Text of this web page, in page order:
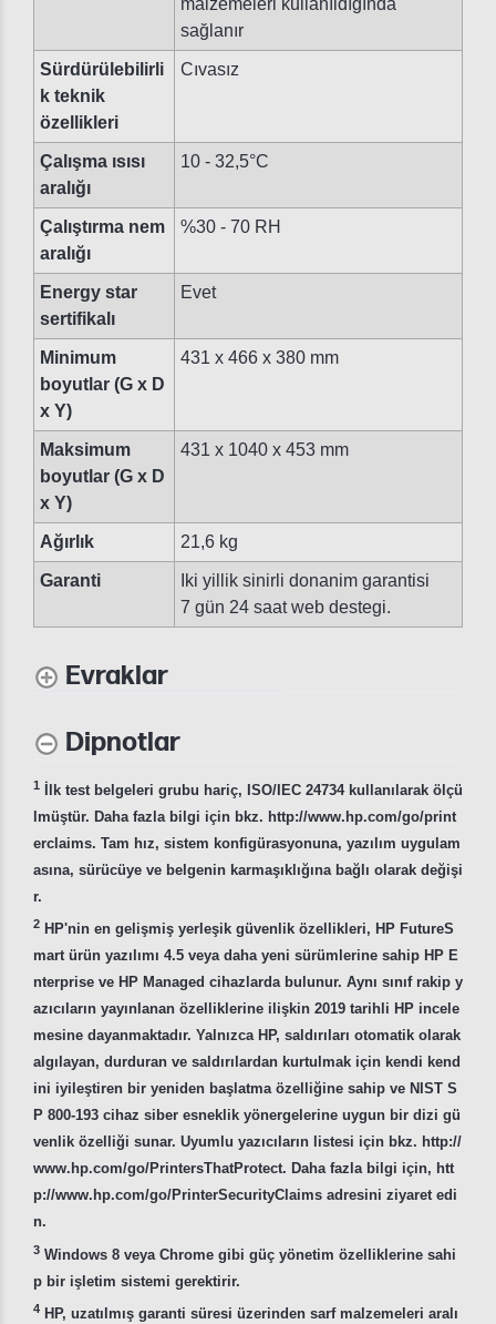
sağlanır
Sürdürülebilirli
k teknik
özellikleri
Cıvasız
Çalışma ısısı
aralığı
10 - 32,5°C
Çalıştırma nem
aralığı
%30 - 70 RH
Energy star
sertifikalı
Evet
Minimum
boyutlar (G x D
x Y)
431 x 466 x 380 mm
Maksimum
boyutlar (G x D
x Y)
431 x 1040 x 453 mm
Ağırlık 21,6 kg
Garanti
Iki yillik sinirli donanim garantisi
7 gün 24 saat web destegi.
Evraklar
Dipnotlar
1
İlk test belgeleri grubu hariç, ISO/IEC 24734 kullanılarak ölçü
lmüştür. Daha fazla bilgi için bkz. http://www.hp.com/go/print
erclaims. Tam hız, sistem konfigürasyonuna, yazılım uygulam
asına, sürücüye ve belgenin karmaşıklığına bağlı olarak değişi
r.
2 HP'nin en gelişmiş yerleşik güvenlik özellikleri, HP FutureS
mart ürün yazılımı 4.5 veya daha yeni sürümlerine sahip HP E
nterprise ve HP Managed cihazlarda bulunur. Aynı sınıf rakip y
azıcıların yayınlanan özelliklerine ilişkin 2019 tarihli HP incele
mesine dayanmaktadır. Yalnızca HP, saldırıları otomatik olarak
algılayan, durduran ve saldırılardan kurtulmak için kendi kend
ini iyileştiren bir yeniden başlatma özelliğine sahip ve NIST S
P 800-193 cihaz siber esneklik yönergelerine uygun bir dizi gü
venlik özelliği sunar. Uyumlu yazıcıların listesi için bkz. http://
www.hp.com/go/PrintersThatProtect. Daha fazla bilgi için, htt
p://www.hp.com/go/PrinterSecurityClaims adresini ziyaret edi
n.
3 Windows 8 veya Chrome gibi güç yönetim özelliklerine sahi
p bir işletim sistemi gerektirir.
4 HP, uzatılmış garanti süresi üzerinden sarf malzemeleri aralı